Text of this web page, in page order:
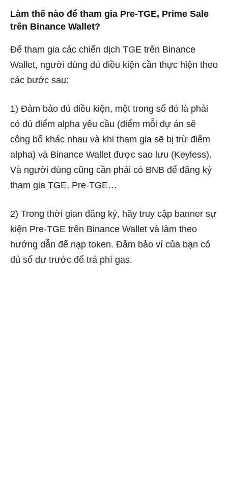
Làm thế nào để tham gia Pre-TGE, Prime Sale
trên Binance Wallet?
Để tham gia các chiến dịch TGE trên Binance
Wallet, người dùng đủ điều kiện cần thực hiện theo
các bước sau:
1) Đảm bảo đủ điều kiện, một trong số đó là phải
có đủ điểm alpha yêu cầu (điểm mỗi dự án sẽ
công bố khác nhau và khi tham gia sẽ bị trừ điểm
alpha) và Binance Wallet được sao lưu (Keyless).
Và người dùng cũng cần phải có BNB để đăng ký
tham gia TGE, Pre-TGE…
2) Trong thời gian đăng ký, hãy truy cập banner sự
kiện Pre-TGE trên Binance Wallet và làm theo
hướng dẫn để nạp token. Đảm bảo ví của bạn có
đủ số dư trước để trả phí gas.